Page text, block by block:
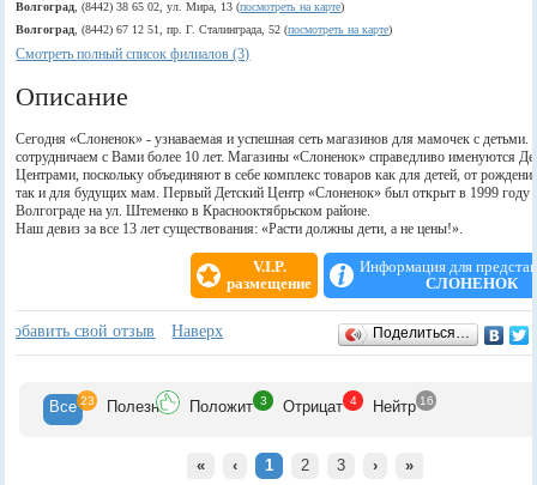
Волгоград , (8442) 38 65 02, ул. Мира, 13 (посмотреть на карте)
Волгоград , (8442) 67 12 51, пр. Г. Сталинграда, 52 (посмотреть на карте)
Смотреть полный список филиалов (3)
Описание
Сегодня «Слоненок» - узнаваемая и успешная сеть магазинов для мамочек с
сотрудничаем с Вами более 10 лет. Магазины «Слоненок» справедливо именуются
Центрами, поскольку объединяют в себе комплекс товаров как для детей, от
так и для будущих мам. Первый Детский Центр «Слоненок» был открыт в 1999 году
Волгограде на ул. Штеменко в Краснооктябрьском районе.
Наш девиз за все 13 лет существования: «Расти должны дети, а не цены!».
V.I.P.
размещение
Информация для
СЛОНЕНОК
Отзывы
Добавить свой отзыв Наверх Поделиться…
Все 23 Полезн Положит 3 Отрицат 4 Нейтр 16
« ‹ 1 2 3 › »